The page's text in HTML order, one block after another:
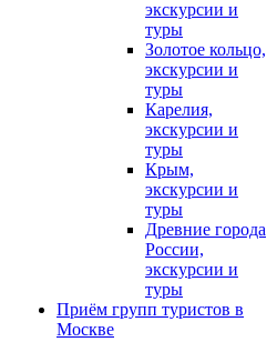
экскурсии и
туры
Золотое кольцо,
экскурсии и
туры
Карелия,
экскурсии и
туры
Крым,
экскурсии и
туры
Древние города
России,
экскурсии и
туры
Приём групп туристов в
Москве